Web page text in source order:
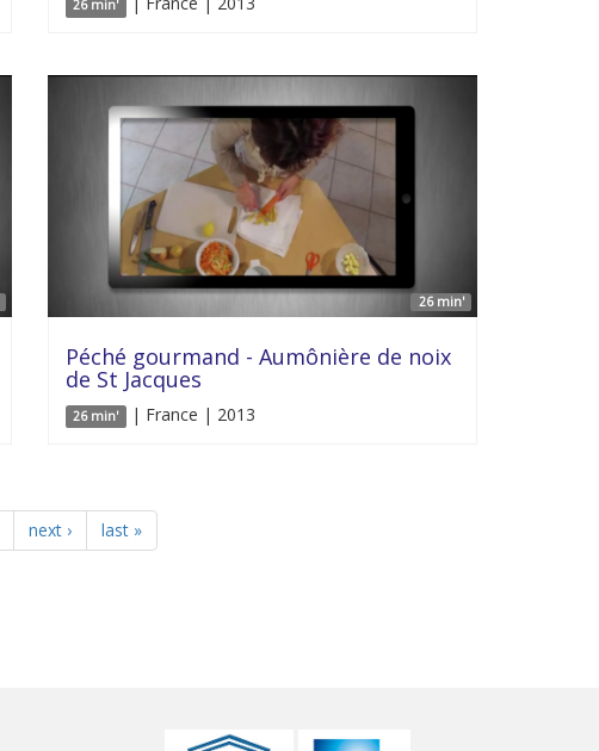
26 min'
26 min'
Péché gourmand - Aumônière de noix
de St Jacques
26 min' | France | 2013
next › last »